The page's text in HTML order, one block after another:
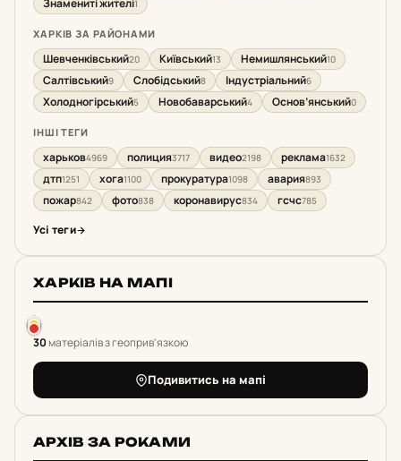
Знамениті жителі1
ХАРКІВ ЗА РАЙОНАМИ
Шевченківський20 Київський13 Немишлянський10
Салтівський9 Слобідський8 Індустріальний6
Холодногірський5 Новобаварський4 Основ’янський0
ІНШІ ТЕГИ
харьков4969 полиция3717 видео2198 реклама1632
дтп1251 хога1100 прокуратура1098 авария893
пожар842 фото838 коронавирус834 гсчс785
Усі теги
ХАРКІВ НА МАПІ
30матеріалів з геоприв'язкою
Подивитись на мапі
АРХІВ ЗА РОКАМИ